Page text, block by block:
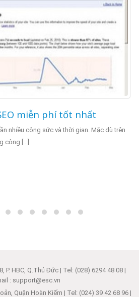
miễn phí tốt nhất
nhiều công sức và thời gian. Mặc dù trên
công [...]
P. HBC, Q.Thủ Đức | Tel: (028) 6294 48 08 |
: support@esc.vn
Quận Hoàn Kiếm | Tel: (024) 39 42 68 96 |